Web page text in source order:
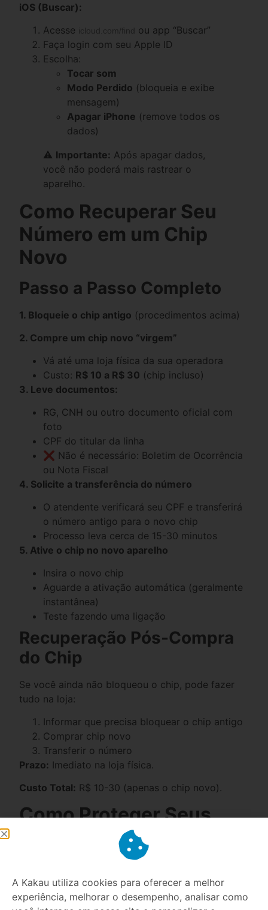
iOS (Buscar):
Acesse icloud.com/find
ou app “Buscar”
Faça login com seu Apple ID
Escolha:
Tocar som
Modo Perdido (bloqueia e exibe
mensagem)
Apagar iPhone (remove todos os
dados)
⚠️ Importante: Após apagar dados,
você não poderá mais rastrear o
aparelho.
Como Recuperar Seu
Número em um Chip
Novo
Passo a Passo Completo
1. Bloqueie o chip antigo (procedimentos acima)
2. Compre um chip novo “virgem”
Vá até uma loja física da sua operadora
Custo: R$ 10 a R$ 30 (chip incluso)
3. Leve documentos:
RG, CNH ou outro documento oficial com
foto
CPF do titular da linha
❌ Não é necessário: Boletim de Ocorrência
ou Nota Fiscal
4. Solicite a transferência do número
O atendente verificará seu CPF e transferirá
o número antigo para o novo chip
Processo leva cerca de 15-30 minutos
5. Ative o chip no novo aparelho
Insira o novo chip
Aguarde a ativação automática (geralmente
instantânea)
Teste fazendo uma ligação
Recuperação Pós-Compra
do Chip
Se você ainda não bloqueou o chip, pode fazer
tudo na loja:
Informar que precisa bloquear o chip antigo
Comprar chip novo
Transferir o número
Prazo: Imediato na loja física.
Custo Total: R$ 10-30 (apenas o chip novo).
Como Proteger Seus
Dados Após
Roubo/Perda
Além de recuperar o número, é crucialproteger
suas informações pessoais:
A Kakau utiliza cookies para oferecer a melhor
experiência, melhorar o desempenho, analisar como